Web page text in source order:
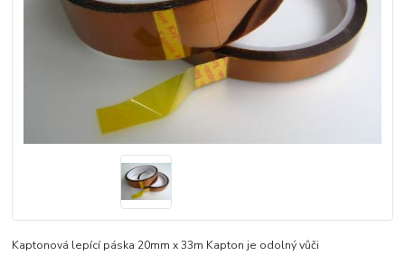
Kaptonová lepící páska 20mm x 33m Kapton je odolný vůči